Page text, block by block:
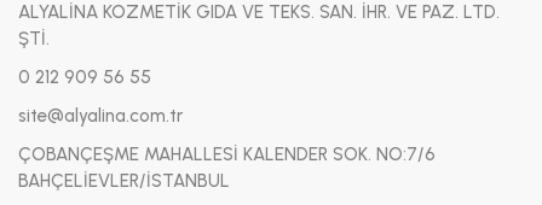
ALYALİNA KOZMETİK GIDA VE TEKS. SAN. İHR. VE PAZ. LTD.
ŞTİ.
0 212 909 56 55
site@alyalina.com.tr
ÇOBANÇEŞME MAHALLESİ KALENDER SOK. NO:7/6
BAHÇELİEVLER/İSTANBUL